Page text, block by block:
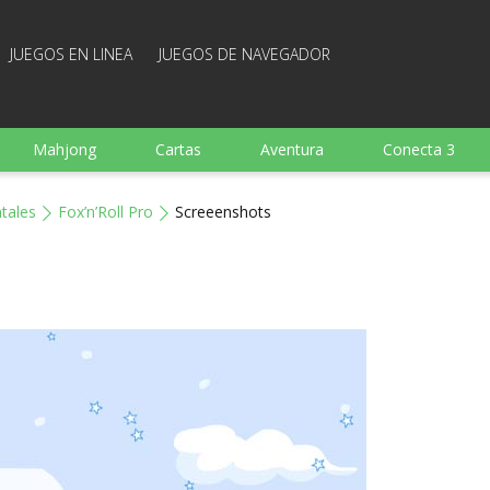
JUEGOS EN LINEA JUEGOS DE NAVEGADOR
Mahjong Cartas Aventura Conecta 3
Fox’n’Roll Pro Screeenshots